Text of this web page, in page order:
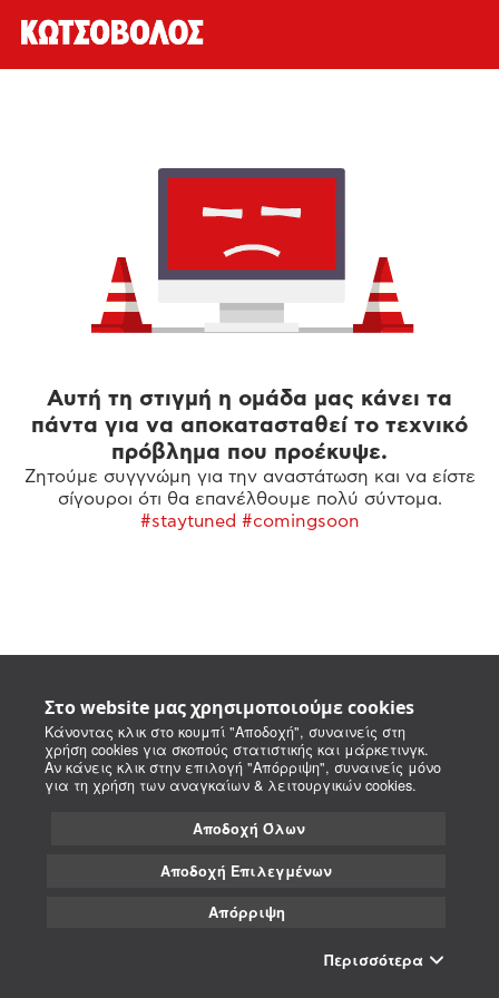
Στο website μας χρησιμοποιούμε cookies
Κάνοντας κλικ στο κουμπί "Αποδοχή", συναινείς στη
χρήση cookies για σκοπούς στατιστικής και μάρκετινγκ.
Αν κάνεις κλικ στην επιλογή "Απόρριψη", συναινείς μόνο
για τη χρήση των αναγκαίων & λειτουργικών cookies.
Αποδοχή Όλων
Αποδοχή Επιλεγμένων
Απόρριψη
Περισσότερα
Αυτή τη στιγμή η ομάδα μας κάνει τα
πάντα για να αποκατασταθεί το τεχνικό
πρόβλημα που προέκυψε.
Ζητούμε συγγνώμη για την αναστάτωση και να είστε
σίγουροι ότι θα επανέλθουμε πολύ σύντομα.
#staytuned #comingsoon